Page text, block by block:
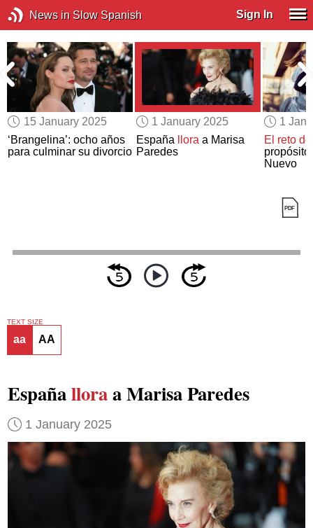
News in Slow Spanish Sign In
15 January 2025
‘Brangelina’: ocho años
para culminar su divorcio
1 January 2025
España
lloraa Marisa
Paredes
1
El reto
Nuevo
TEXT SIZE
aa AA
Españalloraa Marisa Paredes
1 January 2025